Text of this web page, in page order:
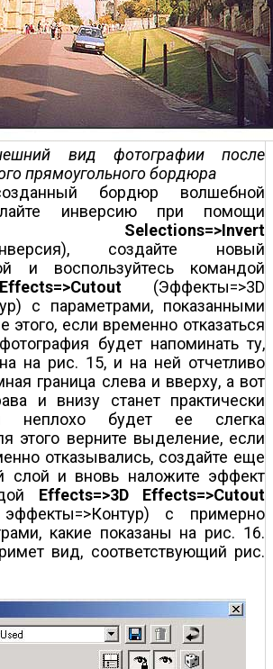
вид фотографии после
прямоугольного бордюра
бордюр волшебной
инверсию при помощи
Selections=>Invert
создайте новый
и воспользуйтесь командой
(Эффекты=>3D
с параметрами, показанными
этого, если временно отказаться
будет напоминать ту,
на рис. 15, и на ней отчетливо
граница слева и вверху, а вот
и внизу станет практически
неплохо будет ее слегка
этого верните выделение, если
отказывались, создайте еще
слой и вновь наложите эффект
Effects=>3D Effects=>Cutout
с примерно
какие показаны на рис. 16.
вид, соответствующий рис.